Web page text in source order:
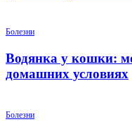
Болезни
Водянка у кошки:
домашних условиях
Болезни